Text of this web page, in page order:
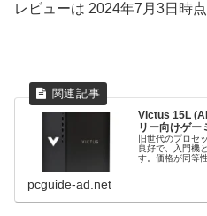
レビューは 2024年7月3日時点
Victus 15L
リー向けゲー
旧世代のプロセ
良好で、入門機
す。価格が同等
pcguide-ad.net